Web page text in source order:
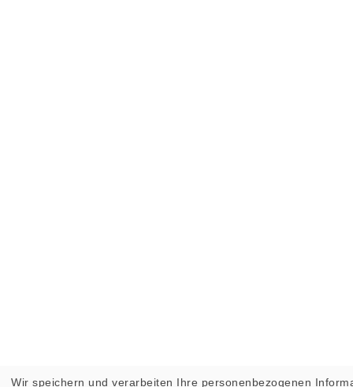
Wir speichern und verarbeiten Ihre personenbezogenen